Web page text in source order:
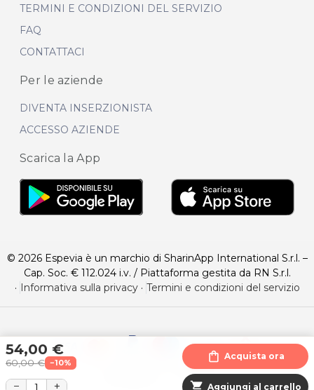
TERMINI E CONDIZIONI DEL SERVIZIO
FAQ
CONTATTACI
Per le aziende
DIVENTA INSERZIONISTA
ACCESSO AZIENDE
Scarica la App
© 2026 Espevia è un marchio di SharinApp International S.r.l. –
Cap. Soc. € 112.024 i.v. / Piattaforma gestita da RN S.r.l.
· Informativa sulla privacy· Termini e condizioni del servizio
54,00 €
60,00 € −10% shopping_bag Acquista ora
− + shopping_cart Aggiungi al carrello